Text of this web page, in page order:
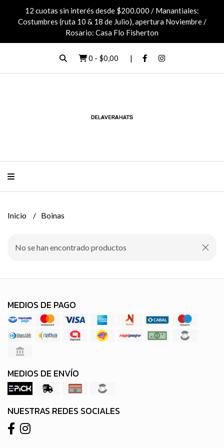
12 cuotas sin interés desde $200.000 / Manantiales:
Costumbres (ruta 10 & 18 de Julio), apertura Noviembre /
Rosario: Casa Flo Fisherton
0 - $0,00
Inicio Boinas
No se han encontrado productos
MEDIOS DE PAGO
MEDIOS DE ENVÍO
NUESTRAS REDES SOCIALES